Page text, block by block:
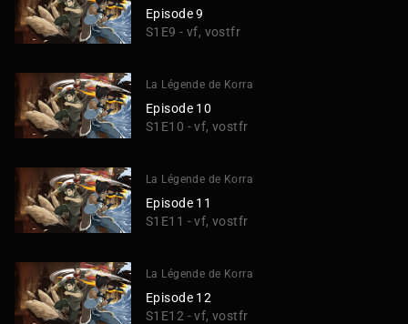
Episode 9
S1E9 - vf, vostfr
La Légende de Korra
Episode 10
S1E10 - vf, vostfr
La Légende de Korra
Episode 11
S1E11 - vf, vostfr
La Légende de Korra
Episode 12
S1E12 - vf, vostfr